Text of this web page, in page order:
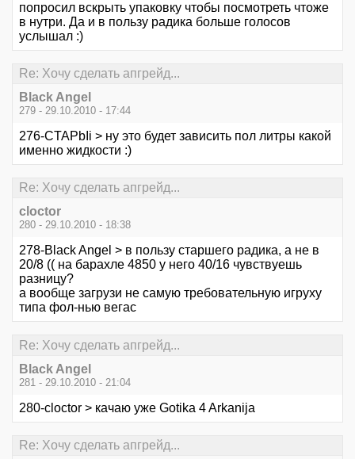
попросил вскрыть упаковку чтобы посмотреть чтоже
в нутри. Да и в пользу радика больше голосов
услышал :)
Re: Хочу сделать апгрейд...
Black Angel
279 - 29.10.2010 - 17:44
276-CTAPbIi > ну это будет зависить пол литры какой
именно жидкости :)
Re: Хочу сделать апгрейд...
cloctor
280 - 29.10.2010 - 18:38
278-Black Angel > в пользу старшего радика, а не в
20/8 (( на барахле 4850 у него 40/16 чувствуешь
разницу?
а вообще загрузи не самую требовательную игруху
типа фол-нью вегас
Re: Хочу сделать апгрейд...
Black Angel
281 - 29.10.2010 - 21:04
280-cloctor > качаю уже Gotika 4 Arkanija
Re: Хочу сделать апгрейд...